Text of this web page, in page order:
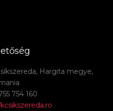
Hargita megye,
754 160